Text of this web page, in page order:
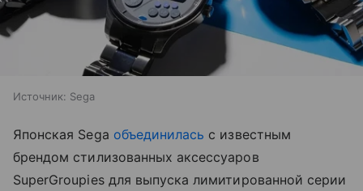
Источник: Sega
Японская Sega объединилась с известным
брендом стилизованных аксессуаров
SuperGroupies для выпуска лимитированной серии